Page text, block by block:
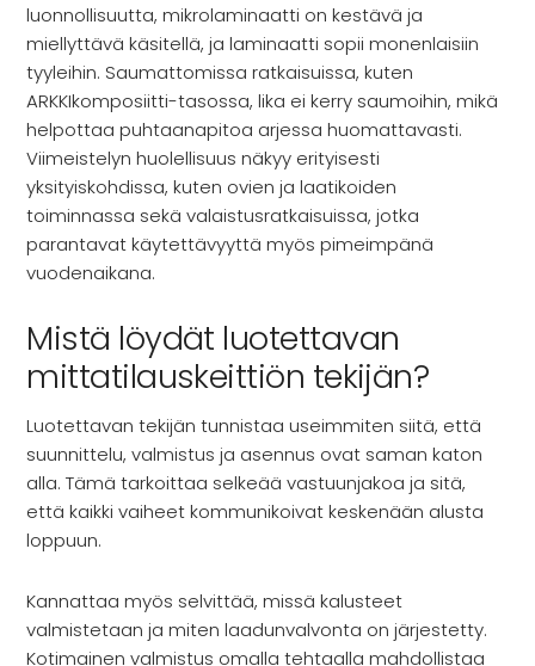
luonnollisuutta, mikrolaminaatti on kestävä ja
miellyttävä käsitellä, ja laminaatti sopii monenlaisiin
tyyleihin. Saumattomissa ratkaisuissa, kuten
ARKKIkomposiitti-tasossa, lika ei kerry saumoihin, mikä
helpottaa puhtaanapitoa arjessa huomattavasti.
Viimeistelyn huolellisuus näkyy erityisesti
yksityiskohdissa, kuten ovien ja laatikoiden
toiminnassa sekä valaistusratkaisuissa, jotka
parantavat käytettävyyttä myös pimeimpänä
vuodenaikana.
Mistä löydät luotettavan
mittatilauskeittiön tekijän?
Luotettavan tekijän tunnistaa useimmiten siitä, että
suunnittelu, valmistus ja asennus ovat saman katon
alla. Tämä tarkoittaa selkeää vastuunjakoa ja sitä,
että kaikki vaiheet kommunikoivat keskenään alusta
loppuun.
Kannattaa myös selvittää, missä kalusteet
valmistetaan ja miten laadunvalvonta on järjestetty.
Kotimainen valmistus omalla tehtaalla mahdollistaa